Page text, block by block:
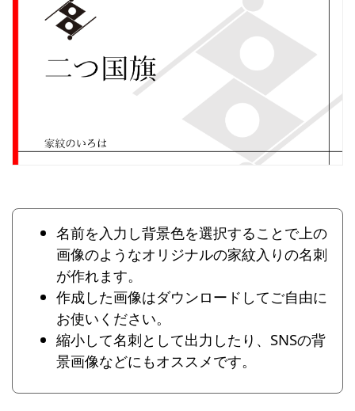
名前を入力し背景色を選択することで上の
画像のようなオリジナルの家紋入りの名刺
が作れます。
作成した画像はダウンロードしてご自由に
お使いください。
縮小して名刺として出力したり、SNSの背
景画像などにもオススメです。